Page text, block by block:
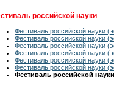
российской науки
Фестиваль российской науки
Фестиваль российской науки
Фестиваль российской науки
Фестиваль российской науки
Фестиваль российской науки
Фестиваль российской науки
Фестиваль российской